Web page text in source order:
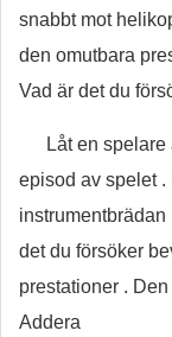
snabbt mot
den omutbara
Vad är det du
Låt en
episod av spelet .
det du försöker
prestationer .
Addera